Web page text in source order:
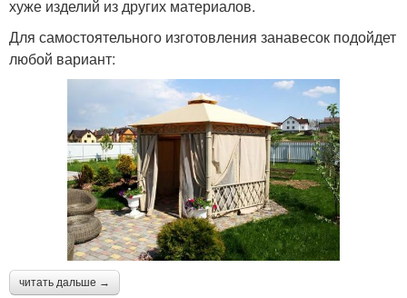
хуже изделий из других материалов.
Для самостоятельного изготовления занавесок подойдет
любой вариант:
читать дальше →